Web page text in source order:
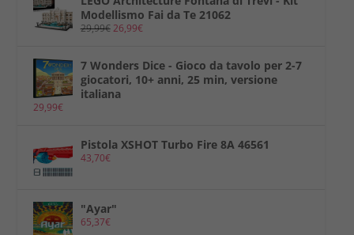
Modellismo Fai da Te 21062
29,99€26,99€
7 Wonders Dice - Gioco da tavolo per 2-7
giocatori, 10+ anni, 25 min, versione
italiana
29,99€
Pistola XSHOT Turbo Fire 8A 46561
43,70€
"Ayar"
65,37€